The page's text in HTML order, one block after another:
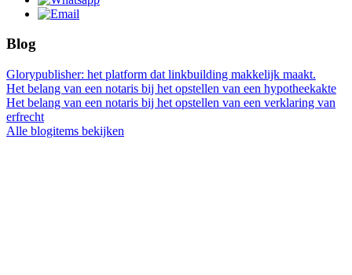
Blog
Glorypublisher: het platform dat linkbuilding makkelijk maakt.
Het belang van een notaris bij het opstellen van een hypotheekakte
Het belang van een notaris bij het opstellen van een verklaring van
erfrecht
Alle blogitems bekijken